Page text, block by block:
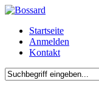
Startseite
Anmelden
Kontakt